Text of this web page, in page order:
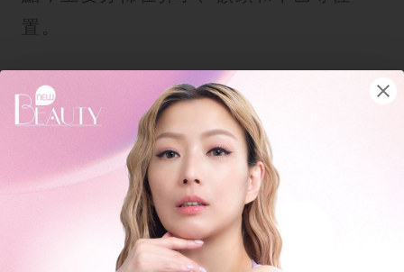
置。
2.白頭粉刺
又稱閉鎖性粉刺。當毛囊的開
口被一層死皮覆蓋，堵塞物無法與空氣接
觸，就不會氧化變黑，因此會形成白頭粉
刺。白頭粉刺通常呈現白色或膚色的小凸